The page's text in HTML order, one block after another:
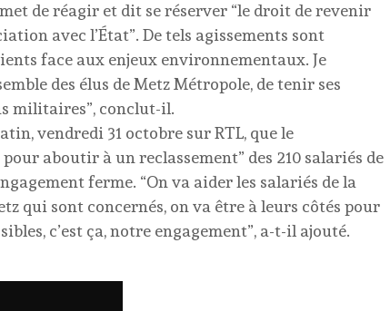
de réagir et dit se réserver “le droit de revenir
avec l’État”. De tels agissements sont
face aux enjeux environnementaux. Je
des élus de Metz Métropole, de tenir ses
militaires”, conclut-il.
vendredi 31 octobre sur RTL, que le
aboutir à un reclassement” des 210 salariés de
ferme. “On va aider les salariés de la
qui sont concernés, on va être à leurs côtés pour
c’est ça, notre engagement”, a-t-il ajouté.